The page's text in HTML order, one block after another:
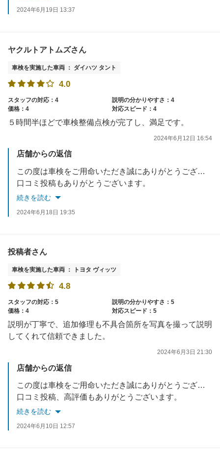
2024年6月19日 13:37
ヤクルトアトムズさん
車検を実施した車両 ： ダイハツ タント
4.0
スタッフの対応：4
説明の分かりやすさ：4
価格：4
対応スピード：4
５時間半ほどで車検整備点検が完了し、満足です。
2024年6月12日 16:54
店舗からの返信
この度は車検をご用命いただき誠にありがとうございます。
口コミ投稿もありがとうございます。
次回車検までの２年間の間もタイヤエアチェックや日常点検など随時行っておりますのでお気軽にご利用ください。
続きを読む
2024年6月18日 19:35
投稿者さん
車検を実施した車両 ： トヨタ ヴィッツ
4.8
スタッフの対応：5
説明の分かりやすさ：5
価格：4
対応スピード：5
説明が丁寧で、追加修理も不具合箇所を写真を撮って説明
してくれて信頼できました。
2024年6月3日 21:30
店舗からの返信
この度は車検をご用命いただき誠にありがとうございます。
口コミ投稿、高評価もありがとうございます。
次回車検までの間も定期的なタイヤエアチェック、日常点検を随時行っておりますのでお気軽にご利用ください。
続きを読む
2024年6月10日 12:57